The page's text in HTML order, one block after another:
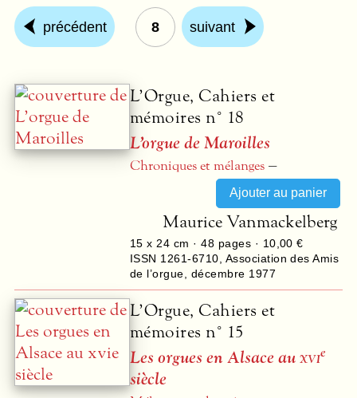
précédent 8 suivant
L’Orgue, Cahiers et
mémoires n° 18
L’orgue de Maroilles
Chroniques et mélanges –
Maurice Vanmackelberg
15 x 24 cm ·48 pages · 10,00 €
ISSN 1261-6710 Association des Amis
de l’orgue
décembre 1977
L’Orgue, Cahiers et
mémoires n° 15
Les orgues en Alsace auxvie
siècle